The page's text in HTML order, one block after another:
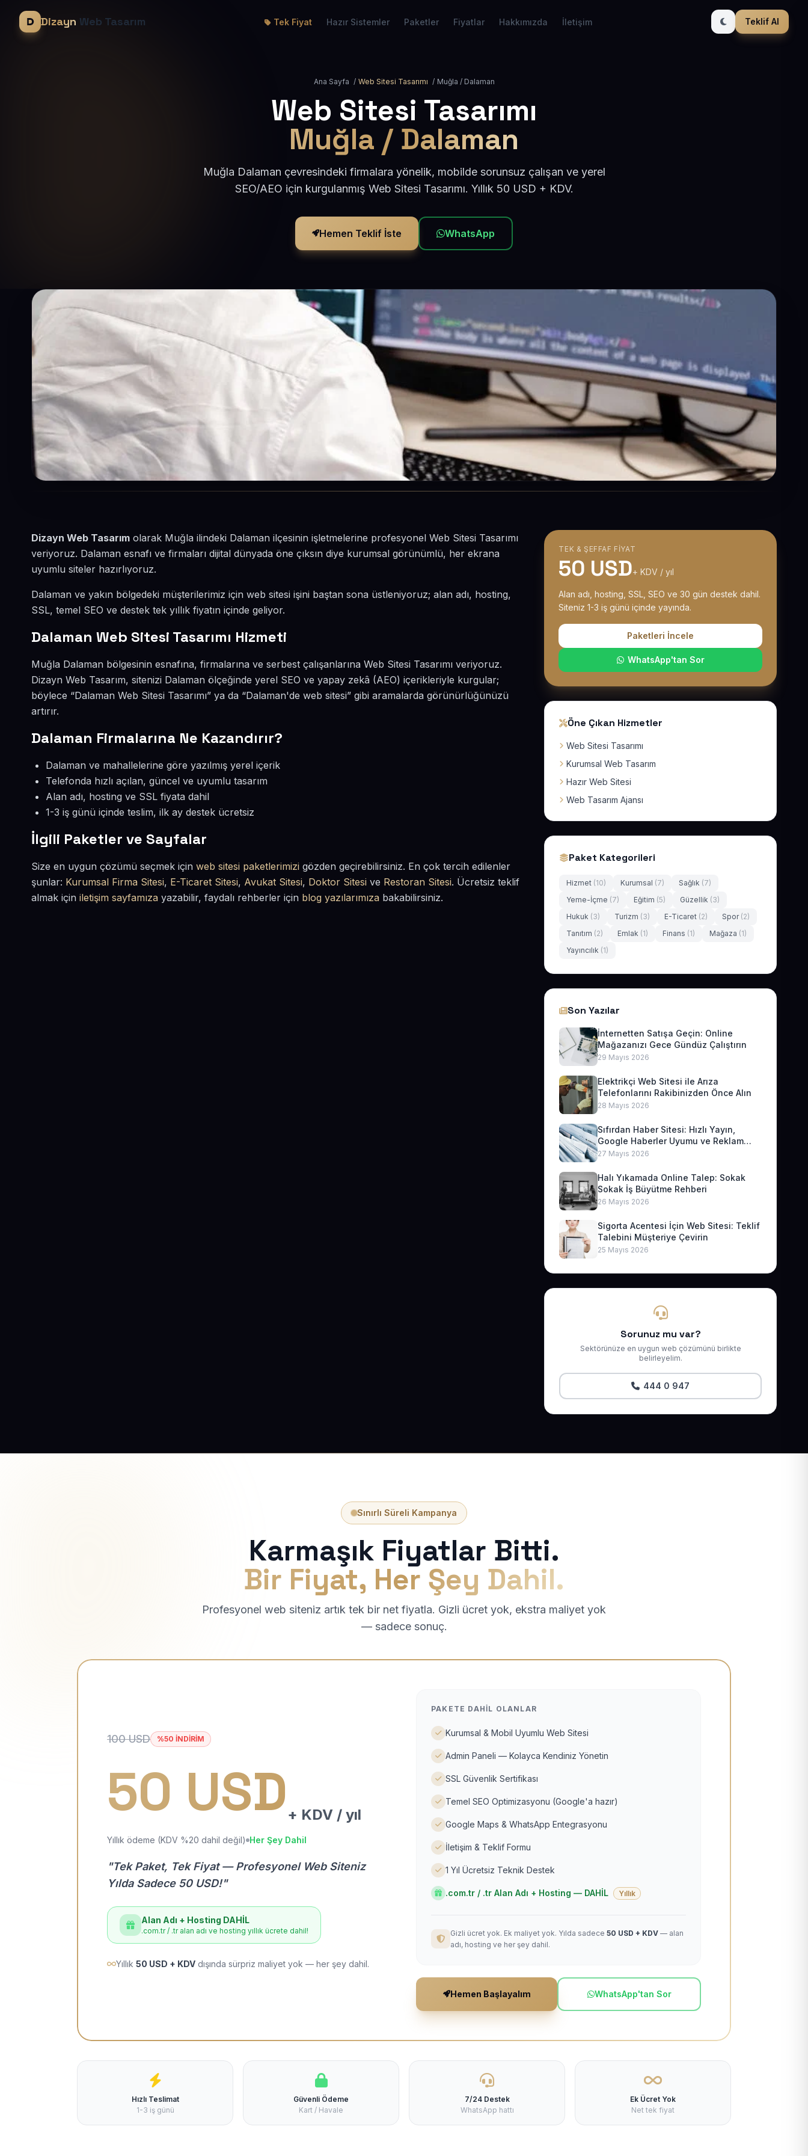
Dizayn Web Tasarım Tek Fiyat Hazır Sistemler Paketler Fiyatlar Hakkımızda İletişim Teklif Al
Ana Sayfa / Web Sitesi Tasarımı / Muğla / Dalaman
Web Sitesi Tasarımı
Muğla / Dalaman
Muğla Dalaman çevresindeki firmalara yönelik, mobilde sorunsuz çalışan ve yerel
SEO/AEO için kurgulanmış Web Sitesi Tasarımı. Yıllık 50 USD + KDV.
Hemen Teklif İste WhatsApp
Dizayn Web Tasarım olarak Muğla ilindeki Dalaman ilçesinin işletmelerine profesyonel Web Sitesi Tasarımı
veriyoruz. Dalaman esnafı ve firmaları dijital dünyada öne çıksın diye kurumsal görünümlü, her ekrana
uyumlu siteler hazırlıyoruz.
Dalaman ve yakın bölgedeki müşterilerimiz için web sitesi işini baştan sona üstleniyoruz; alan adı, hosting,
SSL, temel SEO ve destek tek yıllık fiyatın içinde geliyor.
Dalaman Web Sitesi Tasarımı Hizmeti
Muğla Dalaman bölgesinin esnafına, firmalarına ve serbest çalışanlarına Web Sitesi Tasarımı veriyoruz.
Dizayn Web Tasarım, sitenizi Dalaman ölçeğinde yerel SEO ve yapay zekâ (AEO) içerikleriyle kurgular;
böylece “Dalaman Web Sitesi Tasarımı” ya da “Dalaman'de web sitesi” gibi aramalarda görünürlüğünüzü
artırır.
Dalaman Firmalarına Ne Kazandırır?
Dalaman ve mahallelerine göre yazılmış yerel içerik
Telefonda hızlı açılan, güncel ve uyumlu tasarım
Alan adı, hosting ve SSL fiyata dahil
1-3 iş günü içinde teslim, ilk ay destek ücretsiz
İlgili Paketler ve Sayfalar
Size en uygun çözümü seçmek için web sitesi paketlerimizi gözden geçirebilirsiniz. En çok tercih edilenler
şunlar: Kurumsal Firma Sitesi, E-Ticaret Sitesi, Avukat Sitesi, Doktor Sitesi ve Restoran Sitesi. Ücretsiz teklif
almak için iletişim sayfamıza yazabilir, faydalı rehberler için blog yazılarımıza bakabilirsiniz.
TEK & ŞEFFAF FIYAT
50 USD+ KDV / yıl
Alan adı, hosting, SSL, SEO ve 30 gün destek dahil.
Siteniz 1-3 iş günü içinde yayında.
Paketleri İncele
WhatsApp'tan Sor
Öne Çıkan Hizmetler
Web Sitesi Tasarımı
Kurumsal Web Tasarım
Hazır Web Sitesi
Web Tasarım Ajansı
Paket Kategorileri
Hizmet (10) Kurumsal (7) Sağlık (7)
Yeme-İçme (7) Eğitim (5) Güzellik (3)
Hukuk (3) Turizm (3) E-Ticaret (2) Spor (2)
Tanıtım (2) Emlak (1) Finans (1) Mağaza (1)
Yayıncılık (1)
Son Yazılar
İnternetten Satışa Geçin: Online
Mağazanızı Gece Gündüz Çalıştırın
29 Mayıs 2026
Elektrikçi Web Sitesi ile Arıza
Telefonlarını Rakibinizden Önce Alın
28 Mayıs 2026
Sıfırdan Haber Sitesi: Hızlı Yayın,
Google Haberler Uyumu ve Reklam
Geliri
27 Mayıs 2026
Halı Yıkamada Online Talep: Sokak
Sokak İş Büyütme Rehberi
26 Mayıs 2026
Sigorta Acentesi İçin Web Sitesi: Teklif
Talebini Müşteriye Çevirin
25 Mayıs 2026
Sorunuz mu var?
Sektörünüze en uygun web çözümünü birlikte
belirleyelim.
444 0 947
Sınırlı Süreli Kampanya
Karmaşık Fiyatlar Bitti.
Bir Fiyat, Her Şey Dahil.
Profesyonel web siteniz artık tek bir net fiyatla. Gizli ücret yok, ekstra maliyet yok
— sadece sonuç.
100 USD %50 İNDİRİM
50 USD + KDV / yıl
Yıllık ödeme (KDV %20 dahil değil) Her Şey Dahil
"Tek Paket, Tek Fiyat — Profesyonel Web Siteniz
Yılda Sadece 50 USD!"
Alan Adı + Hosting DAHİL
.com.tr / .tr alan adı ve hosting yıllık ücrete dahil!
Yıllık 50 USD + KDV dışında sürpriz maliyet yok — her şey dahil.
PAKETE DAHIL OLANLAR
Kurumsal & Mobil Uyumlu Web Sitesi
Admin Paneli — Kolayca Kendiniz Yönetin
SSL Güvenlik Sertifikası
Temel SEO Optimizasyonu (Google'a hazır)
Google Maps & WhatsApp Entegrasyonu
İletişim & Teklif Formu
1 Yıl Ücretsiz Teknik Destek
.com.tr / .tr Alan Adı + Hosting — DAHİL Yıllık
Gizli ücret yok. Ek maliyet yok. Yılda sadece 50 USD + KDV — alan
adı, hosting ve her şey dahil.
Hemen Başlayalım WhatsApp'tan Sor
Hızlı Teslimat
1-3 iş günü
Güvenli Ödeme
Kart / Havale
7/24 Destek
WhatsApp hattı
Ek Ücret Yok
Net tek fiyat